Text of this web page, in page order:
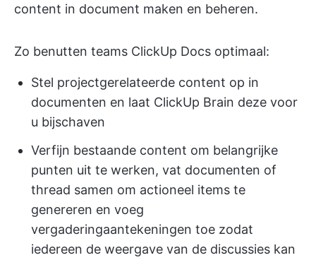
content in document maken en beheren.
Zo benutten teams ClickUp Docs optimaal:
Stel projectgerelateerde content op in
documenten en laat ClickUp Brain deze voor
u bijschaven
Verfijn bestaande content om belangrijke
punten uit te werken, vat documenten of
thread samen om actioneel items te
genereren en voeg
vergaderingaantekeningen toe zodat
iedereen de weergave van de discussies kan